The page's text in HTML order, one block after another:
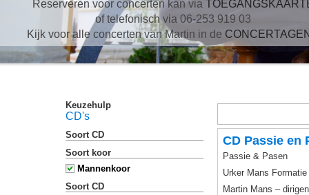
Reserveren voor concerten kan via
of telefonisch via 06-253 919 03
Kijk voor alle concerten van Martin in de
Keuzehulp
CD's
Soort CD
Soort koor
Mannenkoor
Soort CD
CD Passie en
Passie & Pasen
Urker Mans Formatie
Martin Mans –